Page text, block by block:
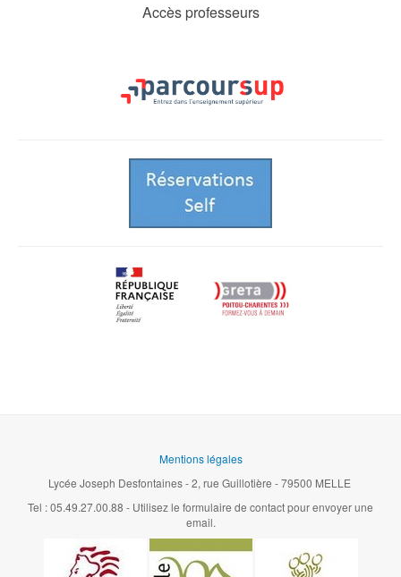
Accès professeurs
Mentions légales
Lycée Joseph Desfontaines - 2, rue Guillotière - 79500 MELLE
Tel : 05.49.27.00.88 - Utilisez le formulaire de contact pour envoyer une
email.